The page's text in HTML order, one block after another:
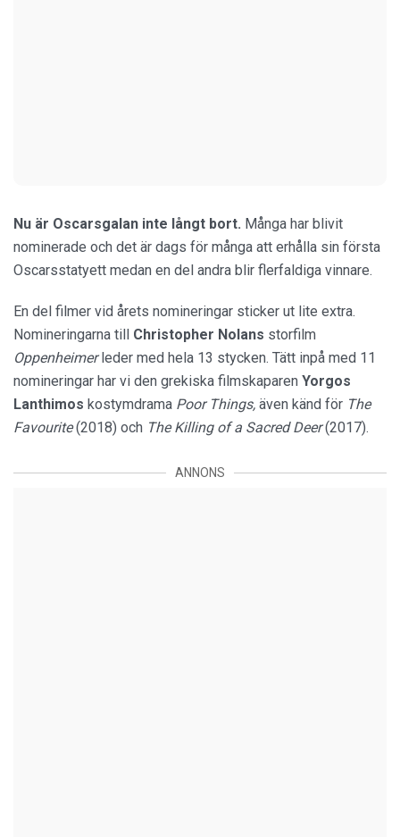
Nu är Oscarsgalan inte långt bort. Många har blivit
nominerade och det är dags för många att erhålla sin första
Oscarsstatyett medan en del andra blir flerfaldiga vinnare.
En del filmer vid årets nomineringar sticker ut lite extra.
Nomineringarna till Christopher Nolans storfilm
Oppenheimerleder med hela 13 stycken. Tätt inpå med 11
nomineringar har vi den grekiska filmskaparen Yorgos
Lanthimos kostymdrama Poor Things, även känd för The
Favourite(2018) och The Killing of a Sacred Deer(2017).
ANNONS